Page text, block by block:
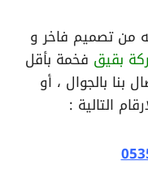
من تصميم فاخر و
بقيق فخمة بأقل
بنا بالجوال ، أو
التالية :